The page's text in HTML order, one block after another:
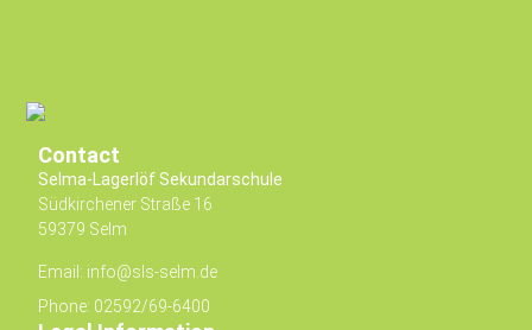
Contact
Selma-Lagerlöf Sekundarschule
Südkirchener Straße 16
59379 Selm
Email: info@sls-selm.de
Phone: 02592/69-6400